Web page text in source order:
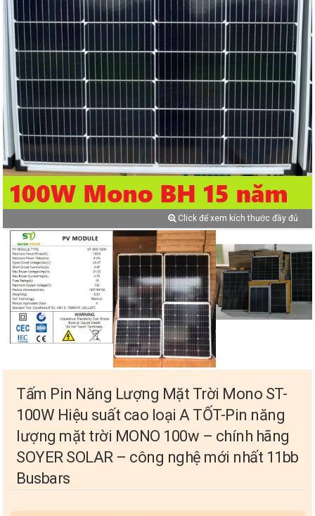
Click để xem kích thước đầy đủ
Tấm Pin Năng Lượng Mặt Trời Mono ST-
100W Hiệu suất cao loại A TỐT-Pin năng
lượng mặt trời MONO 100w – chính hãng
SOYER SOLAR – công nghệ mới nhất 11bb
Busbars